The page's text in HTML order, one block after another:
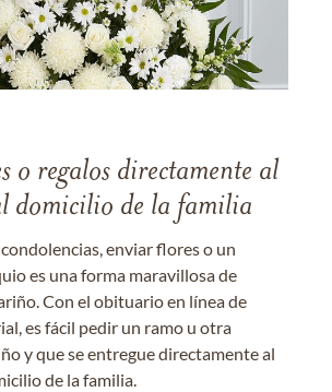
o regalos directamente al
domicilio de la familia
enviar flores o un
es una forma maravillosa de
Con el obituario en línea de
es fácil pedir un ramo u otra
y que se entregue directamente al
de la familia.